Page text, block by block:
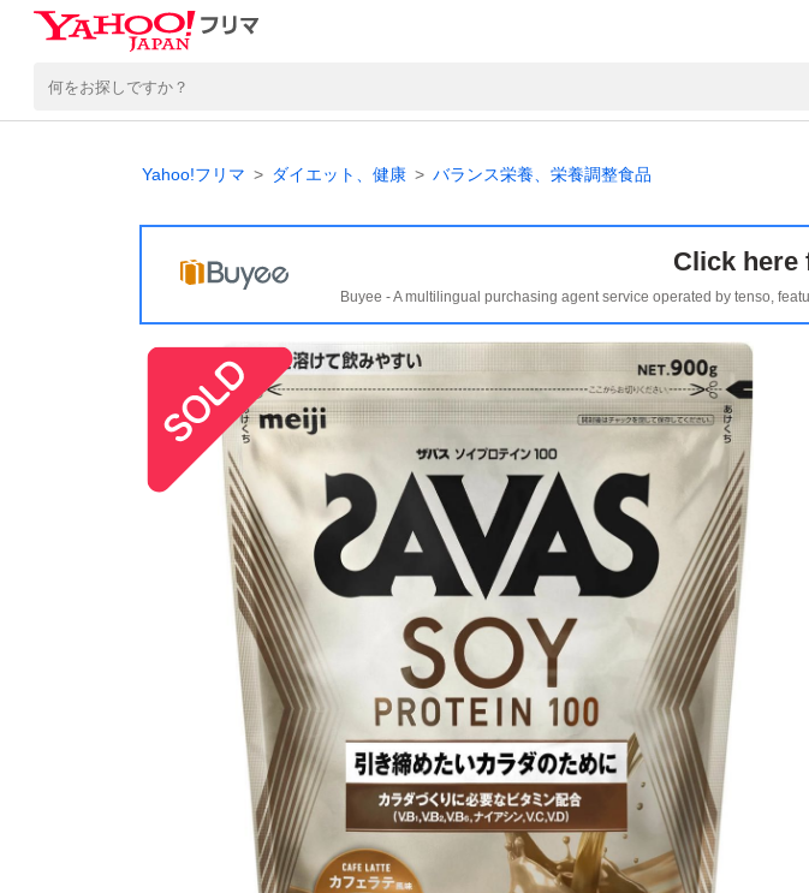
Yahoo!フリマ ダイエット、健康 バランス栄養、栄養調整食品
Click here
Buyee - A multilingual purchasing agent service operated by tenso,